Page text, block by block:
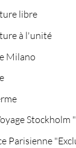
libre
à l'unité
Milano
Stockholm
Parisienne